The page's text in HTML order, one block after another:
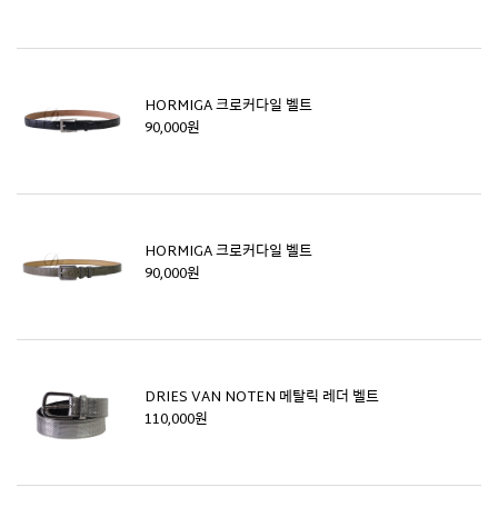
HORMIGA 크로커다일 벨트
90,000원
HORMIGA 크로커다일 벨트
90,000원
DRIES VAN NOTEN 메탈릭 레더 벨트
110,000원